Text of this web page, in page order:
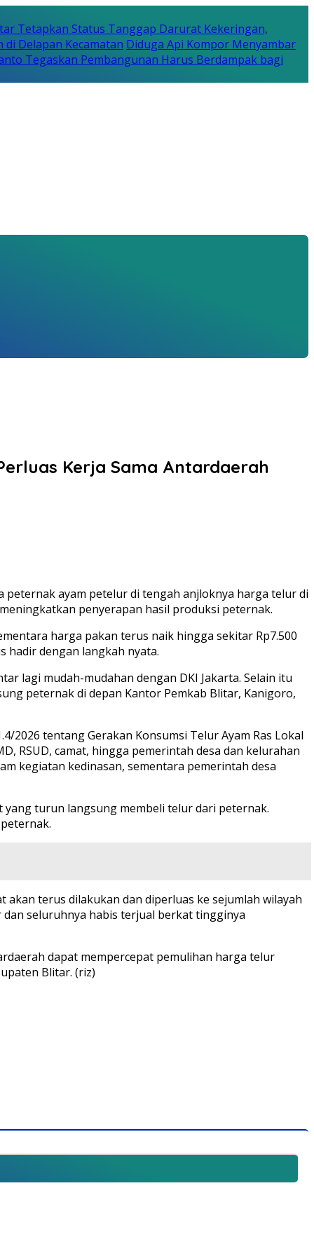
Tetapkan Status Tanggap Darurat Kekeringan,
Delapan Kecamatan Diduga Api Kompor Menyambar
Tegaskan Pembangunan Harus Berdampak bagi
Kerja Sama Antardaerah
ayam petelur di tengah anjloknya harga telur di
penyerapan hasil produksi peternak.
harga pakan terus naik hingga sekitar Rp7.500
hadir dengan langkah nyata.
lagi mudah-mudahan dengan DKI Jakarta. Selain itu
peternak di depan Kantor Pemkab Blitar, Kanigoro,
2026 tentang Gerakan Konsumsi Telur Ayam Ras Lokal
RSUD, camat, hingga pemerintah desa dan kelurahan
kegiatan kedinasan, sementara pemerintah desa
yang turun langsung membeli telur dari peternak.
terus dilakukan dan diperluas ke sejumlah wilayah
dan seluruhnya habis terjual berkat tingginya
dapat mempercepat pemulihan harga telur
Blitar. (riz)